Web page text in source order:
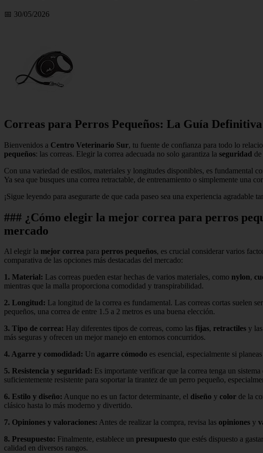
📅 30/05/2026
Correas para Perros Pequeños: La Guía Definitiva
Bienvenidos a Centro Veterinario Sur, tu fuente de confianza para todo lo
pequeños: las correas. Elegir la correa adecuada no solo garantiza la seguridad
Con una variedad de estilos, materiales y longitudes disponibles, es fundamental
Ya sea que busques una correa retractable, de entrenamiento o simplemente una
¡Sigue leyendo para asegurarte de que cada paseo sea una experiencia agradable
### ¿Cómo elegir la mejor correa para perros
mercado
Al elegir la mejor correa para perros pequeños, es crucial considerar varios
comparativa de las opciones más destacadas del mercado:
1. Material: Las correas pueden estar hechas de varios materiales, como nylon,
mientras que la malla proporciona comodidad y transpirabilidad.
2. Longitud: La longitud de la correa es fundamental. Las correas cortas suelen
pequeños, una correa de entre 1.5 a 2 metros es una buena elección.
3. Tipo de correa: Hay diferentes tipos de correas, como las fijas, retractiles y las
más seguras y ofrecen un mejor manejo en entornos concurridos.
4. Agarre y comodidad: Un agarre cómodo es esencial, especialmente si
5. Resistencia y seguridad: Es importante verificar que la correa tenga un sistema
suficientemente resistente para soportar la tirantez de un perro pequeño,
6. Estilo y diseño: Aunque no es un factor determinante, el diseño y color de la
clásico hasta lo más moderno y divertido.
7. Opiniones y valoraciones: Antes de realizar la compra, revisa las opiniones y
8. Presupuesto: Finalmente, establece un presupuesto que estés dispuesto a
calidad en diversos rangos.